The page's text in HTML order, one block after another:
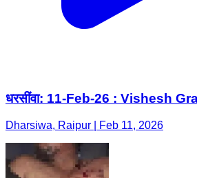
धरसींवा: 11-Feb-26 : Vishesh
Dharsiwa, Raipur | Feb 11, 2026